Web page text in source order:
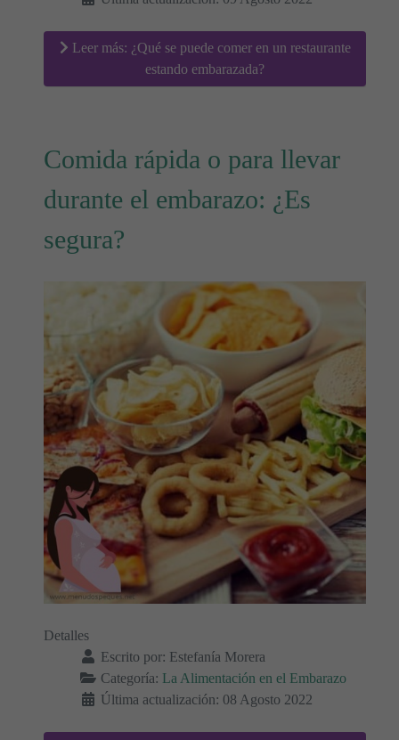
Leer más: ¿Qué se puede comer en un restaurante
estando embarazada?
Comida rápida o para llevar
durante el embarazo: ¿Es
segura?
Detalles
Escrito por: Estefanía Morera
Categoría: La Alimentación en el Embarazo
Última actualización: 08 Agosto 2022